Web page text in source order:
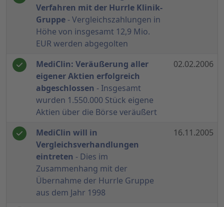
Verfahren mit der Hurrle Klinik-
Gruppe - Vergleichszahlungen in
Höhe von insgesamt 12,9 Mio.
EUR werden abgegolten
MediClin: Veräußerung aller
eigener Aktien erfolgreich
abgeschlossen - Insgesamt
wurden 1.550.000 Stück eigene
Aktien über die Börse veräußert
02.02.2006
MediClin will in
Vergleichsverhandlungen
eintreten - Dies im
Zusammenhang mit der
Übernahme der Hurrle Gruppe
aus dem Jahr 1998
16.11.2005